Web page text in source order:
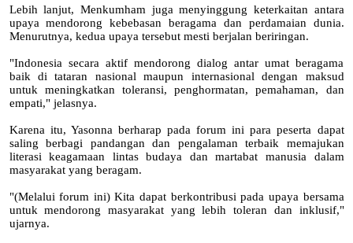
Lebih lanjut, Menkumham juga menyinggung keterkaitan antara
upaya mendorong kebebasan beragama dan perdamaian dunia.
Menurutnya, kedua upaya tersebut mesti berjalan beriringan.
"Indonesia secara aktif mendorong dialog antar umat beragama
baik di tataran nasional maupun internasional dengan maksud
untuk meningkatkan toleransi, penghormatan, pemahaman, dan
empati," jelasnya.
Karena itu, Yasonna berharap pada forum ini para peserta dapat
saling berbagi pandangan dan pengalaman terbaik memajukan
literasi keagamaan lintas budaya dan martabat manusia dalam
masyarakat yang beragam.
"(Melalui forum ini) Kita dapat berkontribusi pada upaya bersama
untuk mendorong masyarakat yang lebih toleran dan inklusif,"
ujarnya.